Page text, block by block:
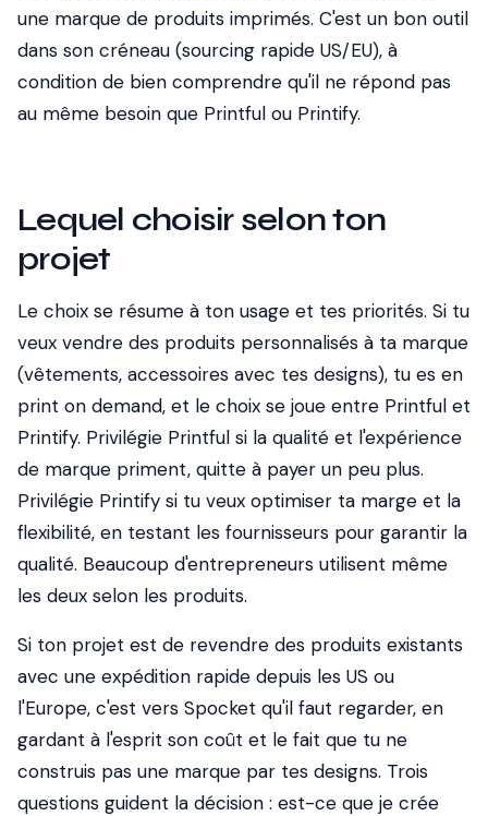
une marque de produits imprimés. C'est un bon outil
dans son créneau (sourcing rapide US/EU), à
condition de bien comprendre qu'il ne répond pas
au même besoin que Printful ou Printify.
Lequel choisir selon ton
projet
Le choix se résume à ton usage et tes priorités. Si tu
veux vendre des produits personnalisés à ta marque
(vêtements, accessoires avec tes designs), tu es en
print on demand, et le choix se joue entre Printful et
Printify. Privilégie Printful si la qualité et l'expérience
de marque priment, quitte à payer un peu plus.
Privilégie Printify si tu veux optimiser ta marge et la
flexibilité, en testant les fournisseurs pour garantir la
qualité. Beaucoup d'entrepreneurs utilisent même
les deux selon les produits.
Si ton projet est de revendre des produits existants
avec une expédition rapide depuis les US ou
l'Europe, c'est vers Spocket qu'il faut regarder, en
gardant à l'esprit son coût et le fait que tu ne
construis pas une marque par tes designs. Trois
questions guident la décision : est-ce que je crée